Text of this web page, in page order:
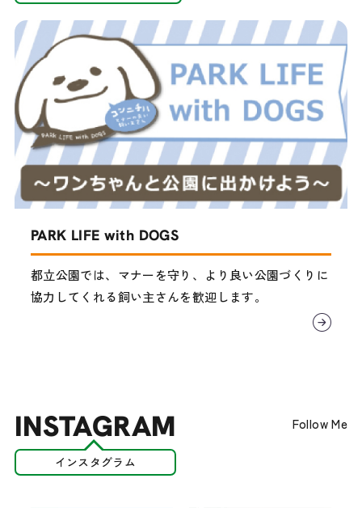
PARK LIFE with DOGS
都立公園では、マナーを守り、より良い公園づくりに
協力してくれる飼い主さんを歓迎します。
INSTAGRAM
インスタグラム
Follow Me